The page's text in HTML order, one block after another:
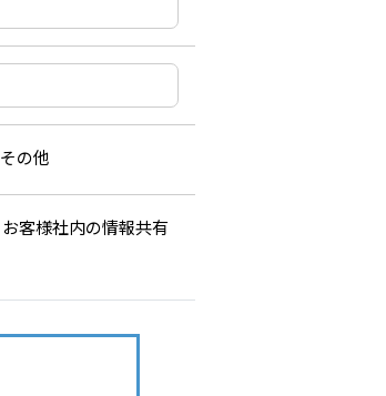
その他
お客様社内の情報共有